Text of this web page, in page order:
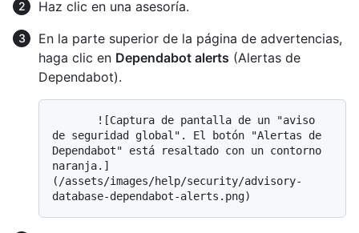
Haz clic en una asesoría.
En la parte superior de la página de advertencias,
haga clic en Dependabot alerts (Alertas de
Dependabot).
de seguridad global". El botón "Alertas de
Dependabot" está resaltado con un contorno
naranja.]
(/assets/images/help/security/advisory-